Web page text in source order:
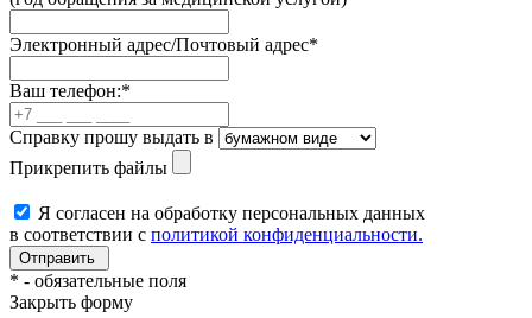
Электронный адрес/Почтовый адрес*
Ваш телефон:*
Справку прошу выдать в
Прикрепить файлы
Я согласен на обработку персональных данных
в соответствии с политикой конфиденциальности.
* - обязательные поля
Закрыть форму